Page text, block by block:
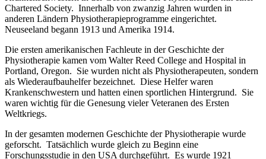
Chartered Society. Innerhalb von zwanzig Jahren wurden in
anderen Ländern Physiotherapieprogramme eingerichtet.
Neuseeland begann 1913 und Amerika 1914.
Die ersten amerikanischen Fachleute in der Geschichte der
Physiotherapie kamen vom Walter Reed College and Hospital in
Portland, Oregon. Sie wurden nicht als Physiotherapeuten, sondern
als Wiederaufbauhelfer bezeichnet. Diese Helfer waren
Krankenschwestern und hatten einen sportlichen Hintergrund. Sie
waren wichtig für die Genesung vieler Veteranen des Ersten
Weltkriegs.
In der gesamten modernen Geschichte der Physiotherapie wurde
geforscht. Tatsächlich wurde gleich zu Beginn eine
Forschungsstudie in den USA durchgeführt. Es wurde 1921